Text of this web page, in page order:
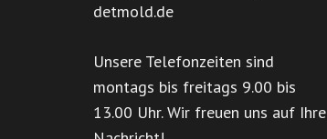
detmold.de
Unsere Telefonzeiten sind
montags bis freitags 9.00 bis
13.00 Uhr. Wir freuen uns auf Ihre